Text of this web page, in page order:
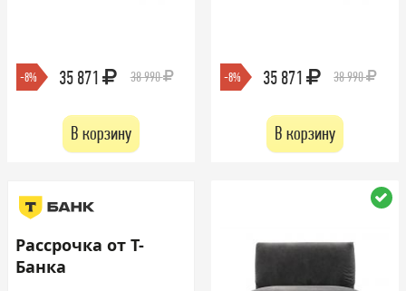
-8% 35 871 38 990
В корзину
-8% 35 871 38 990
В корзину
Рассрочка от Т-
Банка